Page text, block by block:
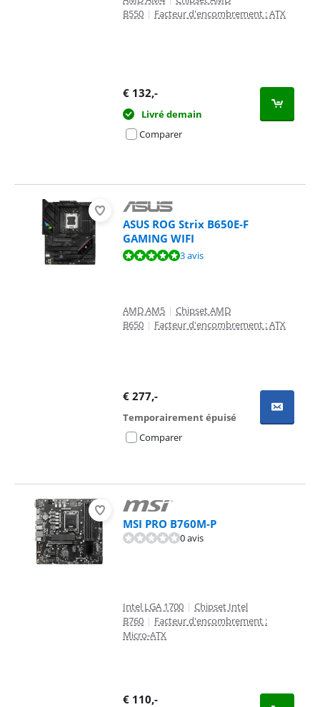
B550 | Facteur d'encombrement : ATX
€ 132,-
Livré demain
Comparer
ASUS ROG Strix B650E-F
GAMING WIFI
La note est de 9,7 sur 10, basée sur 3 avis.3 avis
AMD AM5 | Chipset AMD
B650 | Facteur d'encombrement : ATX
€ 277,-
Temporairement épuisé
Comparer
MSI PRO B760M-P
0 avis
Intel LGA 1700 | Chipset Intel
B760 | Facteur d'encombrement :
Micro-ATX
€ 110,-